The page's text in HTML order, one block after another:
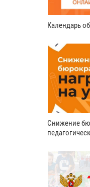
Календарь
Снижение